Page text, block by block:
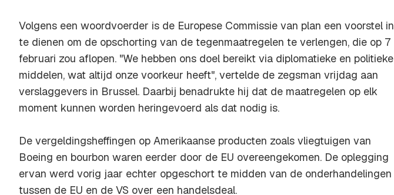
Volgens een woordvoerder is de Europese Commissie van plan een voorstel in
te dienen om de opschorting van de tegenmaatregelen te verlengen, die op 7
februari zou aflopen. "We hebben ons doel bereikt via diplomatieke en politieke
middelen, wat altijd onze voorkeur heeft", vertelde de zegsman vrijdag aan
verslaggevers in Brussel. Daarbij benadrukte hij dat de maatregelen op elk
moment kunnen worden heringevoerd als dat nodig is.
De vergeldingsheffingen op Amerikaanse producten zoals vliegtuigen van
Boeing en bourbon waren eerder door de EU overeengekomen. De oplegging
ervan werd vorig jaar echter opgeschort te midden van de onderhandelingen
tussen de EU en de VS over een handelsdeal.